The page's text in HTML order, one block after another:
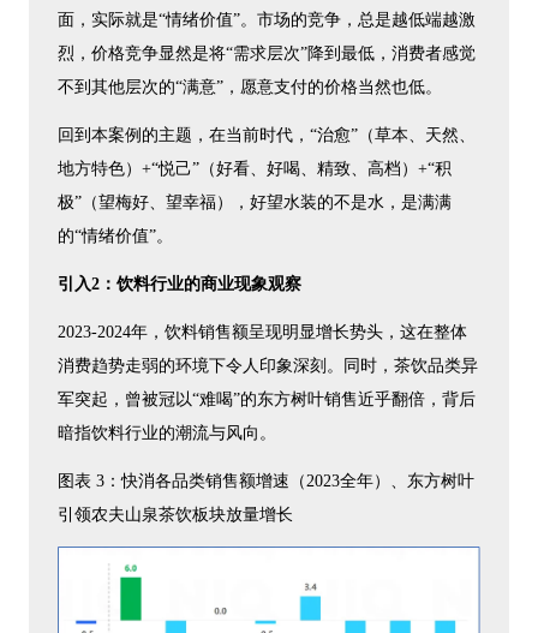
面，实际就是“情绪价值”。市场的竞争，总是越低端越激
烈，价格竞争显然是将“需求层次”降到最低，消费者感觉
不到其他层次的“满意”，愿意支付的价格当然也低。
回到本案例的主题，在当前时代，“治愈”（草本、天然、
地方特色）+“悦己”（好看、好喝、精致、高档）+“积
极”（望梅好、望幸福），好望水装的不是水，是满满
的“情绪价值”。
引入2：饮料行业的商业现象观察
2023-2024年，饮料销售额呈现明显增长势头，这在整体
消费趋势走弱的环境下令人印象深刻。同时，茶饮品类异
军突起，曾被冠以“难喝”的东方树叶销售近乎翻倍，背后
暗指饮料行业的潮流与风向。
图表 3：快消各品类销售额增速（2023全年）、东方树叶
引领农夫山泉茶饮板块放量增长